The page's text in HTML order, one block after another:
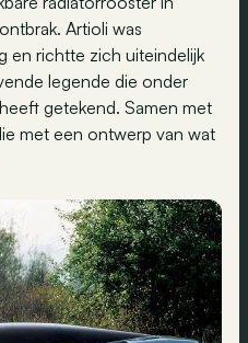
Artioli was
en richtte zich uiteindelijk
legende die onder
getekend. Samen met
met een ontwerp van wat